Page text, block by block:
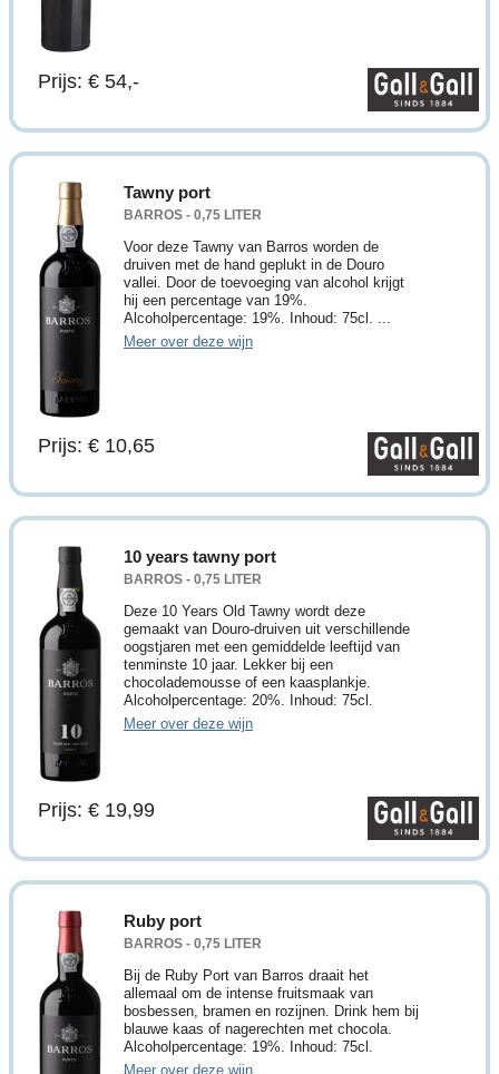
Prijs: € 54,-
Tawny port
BARROS - 0,75 LITER
Voor deze Tawny van Barros worden de
druiven met de hand geplukt in de Douro
vallei. Door de toevoeging van alcohol krijgt
hij een percentage van 19%.
Alcoholpercentage: 19%. Inhoud: 75cl. ...
Meer over deze wijn
Prijs: € 10,65
10 years tawny port
BARROS - 0,75 LITER
Deze 10 Years Old Tawny wordt deze
gemaakt van Douro-druiven uit verschillende
oogstjaren met een gemiddelde leeftijd van
tenminste 10 jaar. Lekker bij een
chocolademousse of een kaasplankje.
Alcoholpercentage: 20%. Inhoud: 75cl.
Meer over deze wijn
Prijs: € 19,99
Ruby port
BARROS - 0,75 LITER
Bij de Ruby Port van Barros draait het
allemaal om de intense fruitsmaak van
bosbessen, bramen en rozijnen. Drink hem bij
blauwe kaas of nagerechten met chocola.
Alcoholpercentage: 19%. Inhoud: 75cl.
Meer over deze wijn